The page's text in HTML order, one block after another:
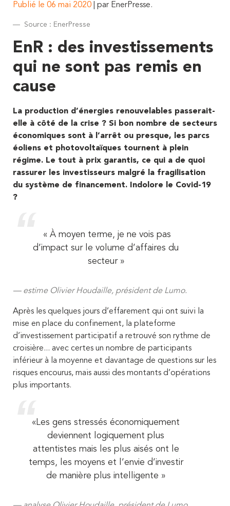
Publié le 06 mai 2020 | par EnerPresse.
Source : EnerPresse
EnR : des investissements
qui ne sont pas remis en
cause
La production d’énergies renouvelables passerait-
elle à côté de la crise ? Si bon nombre de secteurs
économiques sont à l’arrêt ou presque, les parcs
éoliens et photovoltaïques tournent à plein
régime. Le tout à prix garantis, ce qui a de quoi
rassurer les investisseurs malgré la fragilisation
du système de financement. Indolore le Covid-19
?
« À moyen terme, je ne vois pas
d’impact sur le volume d’affaires du
secteur »
estime Olivier Houdaille, président de Lumo.
Après les quelques jours d’effarement qui ont suivi la
mise en place du confinement, la plateforme
d’investissement participatif a retrouvé son rythme de
croisière... avec certes un nombre de participants
inférieur à la moyenne et davantage de questions sur les
risques encourus, mais aussi des montants d’opérations
plus importants.
«Les gens stressés économiquement
deviennent logiquement plus
attentistes mais les plus aisés ont le
temps, les moyens et l’envie d’investir
de manière plus intelligente »